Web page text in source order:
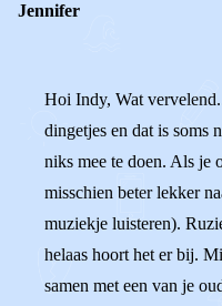
Jennifer
Hoi Indy, Wat
dingetjes en dat is soms
niks mee te doen. Als je
misschien beter lekker
muziekje luisteren).
helaas hoort het er bij.
samen met een van je